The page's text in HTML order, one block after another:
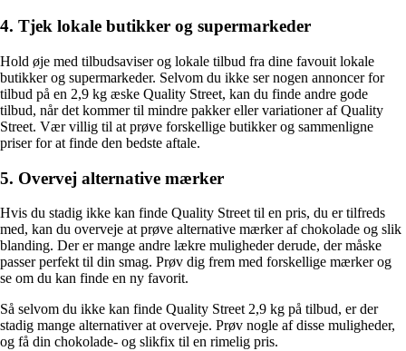
4. Tjek lokale butikker og supermarkeder
Hold øje med tilbudsaviser og lokale tilbud fra dine favouit lokale
butikker og supermarkeder. Selvom du ikke ser nogen annoncer for
tilbud på en 2,9 kg æske Quality Street, kan du finde andre gode
tilbud, når det kommer til mindre pakker eller variationer af Quality
Street. Vær villig til at prøve forskellige butikker og sammenligne
priser for at finde den bedste aftale.
5. Overvej alternative mærker
Hvis du stadig ikke kan finde Quality Street til en pris, du er tilfreds
med, kan du overveje at prøve alternative mærker af chokolade og slik
blanding. Der er mange andre lækre muligheder derude, der måske
passer perfekt til din smag. Prøv dig frem med forskellige mærker og
se om du kan finde en ny favorit.
Så selvom du ikke kan finde Quality Street 2,9 kg på tilbud, er der
stadig mange alternativer at overveje. Prøv nogle af disse muligheder,
og få din chokolade- og slikfix til en rimelig pris.